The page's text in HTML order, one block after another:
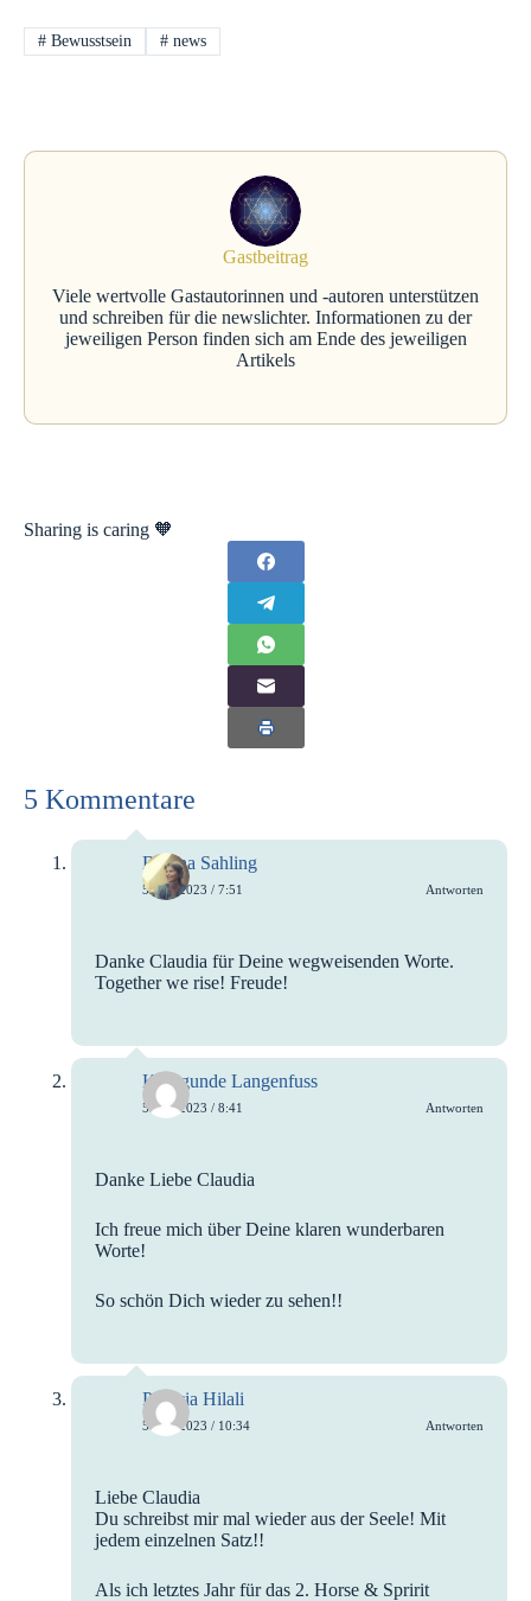
#Bewusstsein #news
Sharing is caring 🧡
Gastbeitrag
Viele wertvolle Gastautorinnen und -autoren unterstützen
und schreiben für die newslichter. Informationen zu der
jeweiligen Person finden sich am Ende des jeweiligen
Artikels
5 Kommentare
Bettina Sahling
5. Juli 2023 / 7:51 Antworten
Danke Claudia für Deine wegweisenden Worte.
Together we rise! Freude!
Kunigunde Langenfuss
5. Juli 2023 / 8:41 Antworten
Danke Liebe Claudia
Ich freue mich über Deine klaren wunderbaren
Worte!
So schön Dich wieder zu sehen!!
Patricia Hilali
5. Juli 2023 / 10:34 Antworten
Liebe Claudia
Du schreibst mir mal wieder aus der Seele! Mit
jedem einzelnen Satz!!
Als ich letztes Jahr für das 2. Horse & Spririt